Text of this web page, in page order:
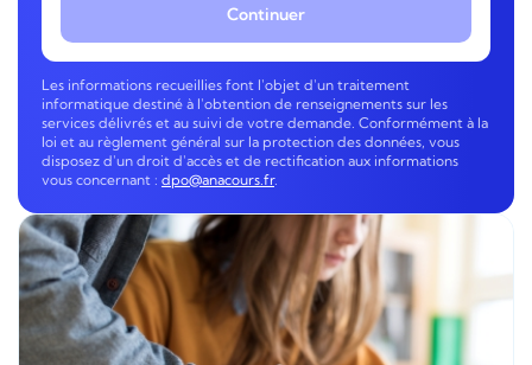
Continuer
Les informations recueillies font l'objet d'un traitement
informatique destiné à l'obtention de renseignements sur les
services délivrés et au suivi de votre demande. Conformément à la
loi et au règlement général sur la protection des données, vous
disposez d'un droit d'accès et de rectification aux informations
vous concernant : dpo@anacours.fr.